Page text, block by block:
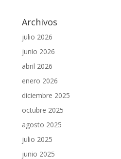
Archivos
julio 2026
junio 2026
abril 2026
enero 2026
diciembre 2025
octubre 2025
agosto 2025
julio 2025
junio 2025